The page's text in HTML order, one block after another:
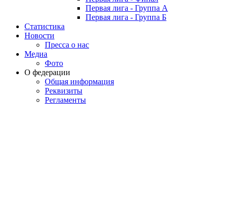
Первая лига - Группа А
Первая лига - Группа Б
Статистика
Новости
Пресса о нас
Медиа
Фото
О федерации
Общая информация
Реквизиты
Регламенты